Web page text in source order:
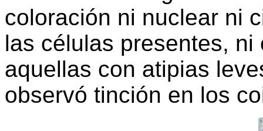
coloración ni nuclear ni
las células presentes,
aquellas con atipias
observó tinción en los